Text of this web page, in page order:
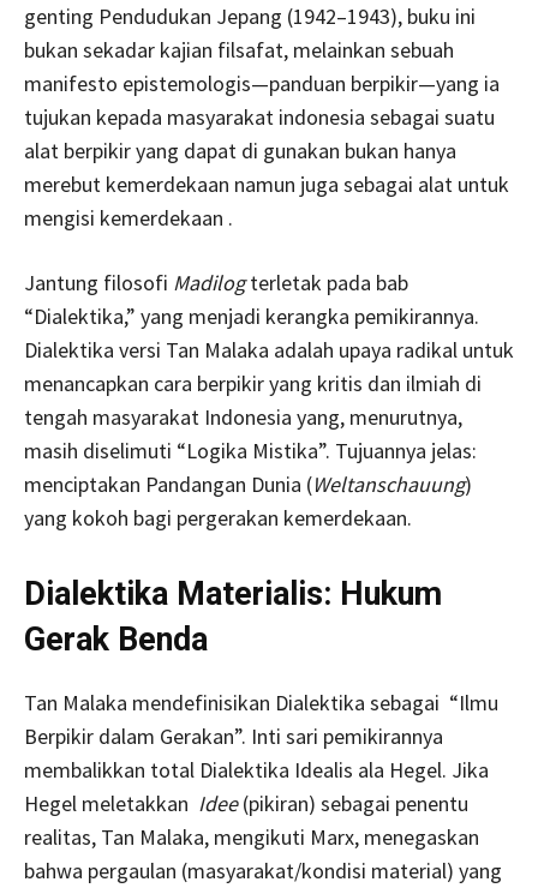
genting Pendudukan Jepang (1942–1943), buku ini
bukan sekadar kajian filsafat, melainkan sebuah
manifesto epistemologis—panduan berpikir—yang ia
tujukan kepada masyarakat indonesia sebagai suatu
alat berpikir yang dapat di gunakan bukan hanya
merebut kemerdekaan namun juga sebagai alat untuk
mengisi kemerdekaan .
Jantung filosofi Madilogterletak pada bab
“Dialektika,” yang menjadi kerangka pemikirannya.
Dialektika versi Tan Malaka adalah upaya radikal untuk
menancapkan cara berpikir yang kritis dan ilmiah di
tengah masyarakat Indonesia yang, menurutnya,
masih diselimuti “Logika Mistika”. Tujuannya jelas:
menciptakan Pandangan Dunia (Weltanschauung)
yang kokoh bagi pergerakan kemerdekaan.
Dialektika Materialis: Hukum
Gerak Benda
Tan Malaka mendefinisikan Dialektika sebagai “Ilmu
Berpikir dalam Gerakan”. Inti sari pemikirannya
membalikkan total Dialektika Idealis ala Hegel. Jika
Hegel meletakkan Idee(pikiran) sebagai penentu
realitas, Tan Malaka, mengikuti Marx, menegaskan
bahwa pergaulan (masyarakat/kondisi material) yang